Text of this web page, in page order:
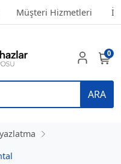
Müşteri Hizmetleri
ARA
0